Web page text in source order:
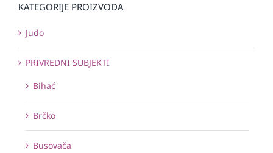
KATEGORIJE PROIZVODA
Judo
PRIVREDNI SUBJEKTI
Bihać
Brčko
Busovača